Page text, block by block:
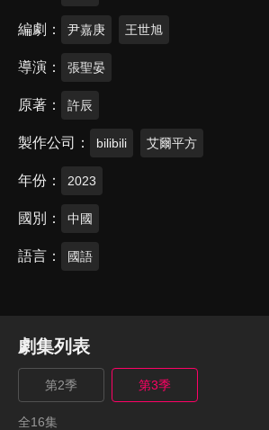
編劇 尹嘉庚 王世旭
導演 張聖晏
原著 許辰
製作公司 bilibili 艾爾平方
年份 2023
國別 中國
語言 國語
劇集列表
第2季 第3季
全16集